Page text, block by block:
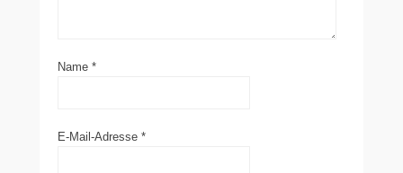
Name *
E-Mail-Adresse *